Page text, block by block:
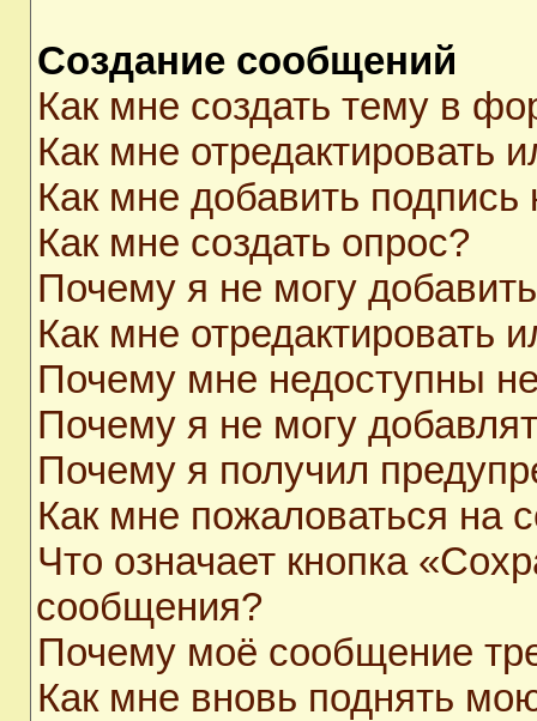
Создание сообщений
Как мне создать тему в
Как мне отредактировать
Как мне добавить
Как мне создать опрос?
Почему я не могу
Как мне отредактировать
Почему мне недоступны
Почему я не могу
Почему я получил
Как мне пожаловаться на
Что означает кнопка
сообщения?
Почему моё сообщение
Как мне вновь поднять